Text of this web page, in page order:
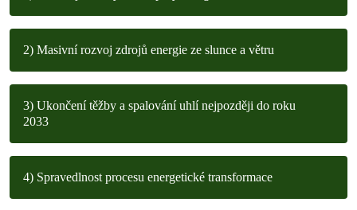
2) Masivní rozvoj zdrojů energie ze slunce a větru
3) Ukončení těžby a spalování uhlí nejpozději do roku
2033
4) Spravedlnost procesu energetické transformace